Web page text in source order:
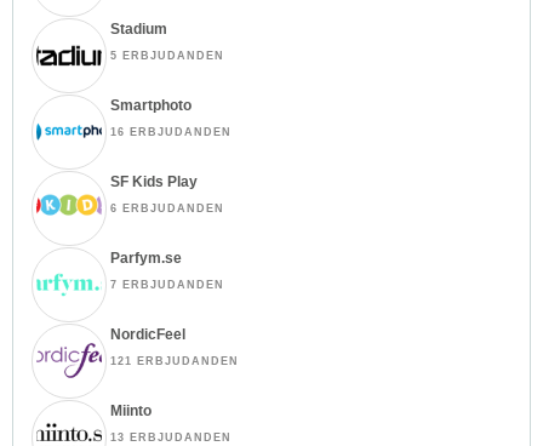
Stadium
5 ERBJUDANDEN
Smartphoto
16 ERBJUDANDEN
SF Kids Play
6 ERBJUDANDEN
Parfym.se
7 ERBJUDANDEN
NordicFeel
121 ERBJUDANDEN
Miinto
13 ERBJUDANDEN